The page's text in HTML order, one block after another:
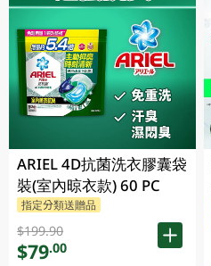
ARIEL 4D抗菌洗衣膠囊袋
裝(室內晾衣款) 60 PC
指定分類送贈品
$199.90
$79.00